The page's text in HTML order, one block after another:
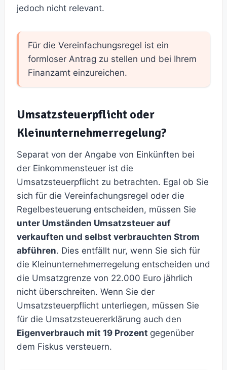
jedoch nicht relevant.
Für die Vereinfachungsregel ist ein
formloser Antrag zu stellen und bei Ihrem
Finanzamt einzureichen.
Umsatzsteuerpflicht oder
Kleinunternehmerregelung?
Separat von der Angabe von Einkünften bei
der Einkommensteuer ist die
Umsatzsteuerpflicht zu betrachten. Egal ob Sie
sich für die Vereinfachungsregel oder die
Regelbesteuerung entscheiden, müssen Sie
unter Umständen Umsatzsteuer auf
verkauften und selbst verbrauchten Strom
abführen. Dies entfällt nur, wenn Sie sich für
die Kleinunternehmerregelung entscheiden und
die Umsatzgrenze von 22.000 Euro jährlich
nicht überschreiten. Wenn Sie der
Umsatzsteuerpflicht unterliegen, müssen Sie
für die Umsatzsteuererklärung auch den
Eigenverbrauch mit 19 Prozent gegenüber
dem Fiskus versteuern.